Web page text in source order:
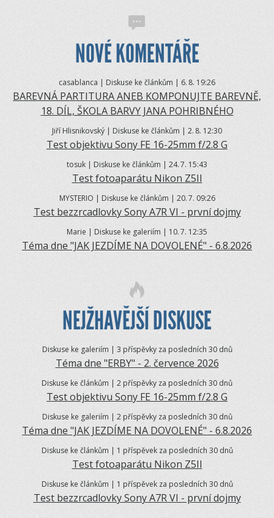
NOVÉ KOMENTÁŘE
casablanca | Diskuse ke článkům | 6. 8. 19:26
BAREVNÁ PARTITURA ANEB KOMPONUJTE BAREVNĚ,
18. DÍL, ŠKOLA BARVY JANA POHRIBNÉHO
Jiří Hlisnikovský | Diskuse ke článkům | 2. 8. 12:30
Test objektivu Sony FE 16-25mm f/2.8 G
tosuk | Diskuse ke článkům | 24.7. 15:43
Test fotoaparátu Nikon Z5II
MYSTERIO | Diskuse ke článkům | 20.7. 09:26
Test bezzrcadlovky Sony A7R VI - první dojmy
Marie | Diskuse ke galeriím | 10.7. 12:35
Téma dne "JAK JEZDÍME NA DOVOLENÉ" - 6.8.2026
NEJŽHAVĚJŠÍ DISKUSE
Diskuse ke galeriím | 3 příspěvky za posledních 30 dnů
Téma dne "ERBY" - 2. července 2026
Diskuse ke článkům | 2 příspěvky za posledních 30 dnů
Test objektivu Sony FE 16-25mm f/2.8 G
Diskuse ke galeriím | 2 příspěvky za posledních 30 dnů
Téma dne "JAK JEZDÍME NA DOVOLENÉ" - 6.8.2026
Diskuse ke článkům | 1 příspěvek za posledních 30 dnů
Test fotoaparátu Nikon Z5II
Diskuse ke článkům | 1 příspěvek za posledních 30 dnů
Test bezzrcadlovky Sony A7R VI - první dojmy